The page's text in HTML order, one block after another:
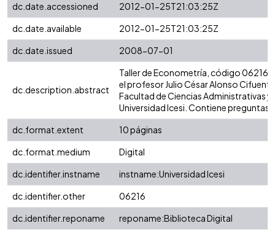
dc.date.accessioned
2012-01-25T21:03:25Z
dc.date.available
2012-01-25T21:03:25Z
dc.date.issued
2008-07-01
dc.description.abstract
Taller de Econometría, código 06216.
el profesor Julio César Alonso
Facultad de Ciencias Administrativas
Universidad Icesi. Contiene preguntas
dc.format.extent
10 páginas
dc.format.medium
Digital
dc.identifier.instname
instname:Universidad Icesi
dc.identifier.other
06216
dc.identifier.reponame
reponame:Biblioteca Digital